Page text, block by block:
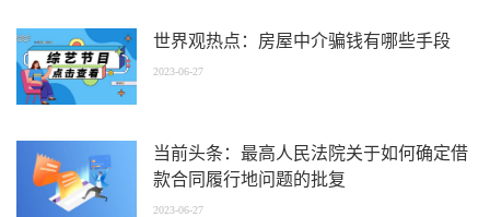
世界观热点：房屋中介骗钱有哪些手段
2023-06-27
当前头条：最高人民法院关于如何确定借
款合同履行地问题的批复
2023-06-27